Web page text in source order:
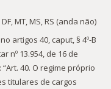
DF, MT, MS, RS (anda não)
artigos 40, caput, § 4º-B
nº 13.954, de 16 de
40. O regime próprio
titulares de cargos